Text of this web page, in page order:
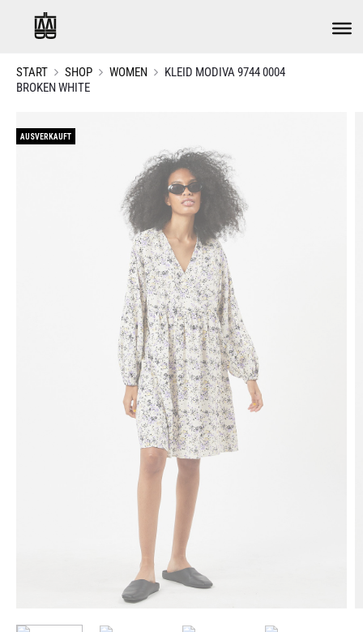
START SHOP WOMEN
KLEID MODIVA 9744 0004
BROKEN WHITE
AUSVERKAUFT